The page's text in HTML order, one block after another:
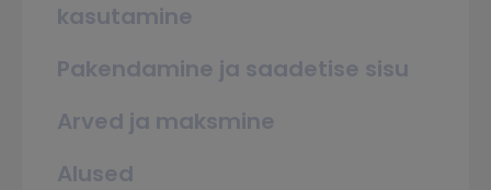
kasutamine
Pakendamine ja saadetise sisu
Arved ja maksmine
Alused